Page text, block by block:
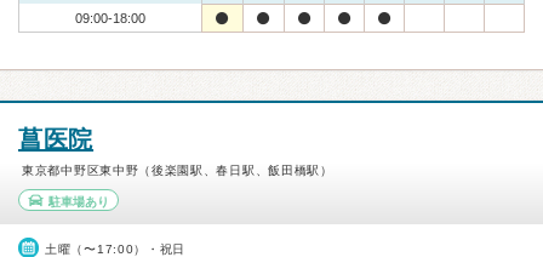
09:00-18:00
菖医院
東京都中野区東中野（後楽園駅、春日駅、飯田橋駅）
駐車場あり
土曜（〜17:00）・祝日